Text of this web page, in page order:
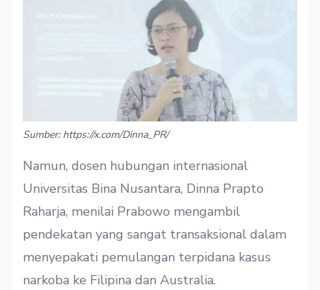
Sumber: https://x.com/Dinna_PR/
Namun, dosen hubungan internasional
Universitas Bina Nusantara, Dinna Prapto
Raharja, menilai Prabowo mengambil
pendekatan yang sangat transaksional dalam
menyepakati pemulangan terpidana kasus
narkoba ke Filipina dan Australia.